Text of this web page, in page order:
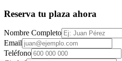
Reserva tu plaza ahora
Nombre Completo
Email
Teléfono